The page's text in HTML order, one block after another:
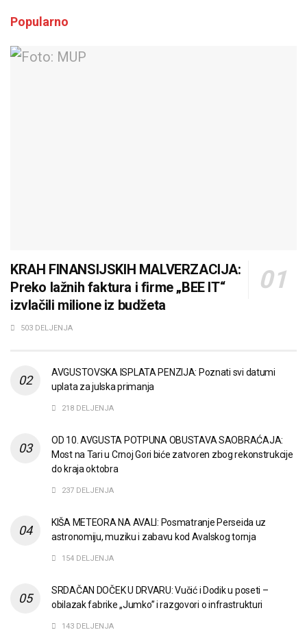
Popularno
KRAH FINANSIJSKIH MALVERZACIJA:
Preko lažnih faktura i firme „BEE IT“
izvlačili milione iz budžeta
503 DELJENJA
AVGUSTOVSKA ISPLATA PENZIJA: Poznati svi datumi
uplata za julska primanja
218 DELJENJA
OD 10. AVGUSTA POTPUNA OBUSTAVA SAOBRAĆAJA:
Most na Tari u Crnoj Gori biće zatvoren zbog rekonstrukcije
do kraja oktobra
237 DELJENJA
KIŠA METEORA NA AVALI: Posmatranje Perseida uz
astronomiju, muziku i zabavu kod Avalskog tornja
154 DELJENJA
SRDAČAN DOČEK U DRVARU: Vučić i Dodik u poseti –
obilazak fabrike „Jumko” i razgovori o infrastrukturi
143 DELJENJA